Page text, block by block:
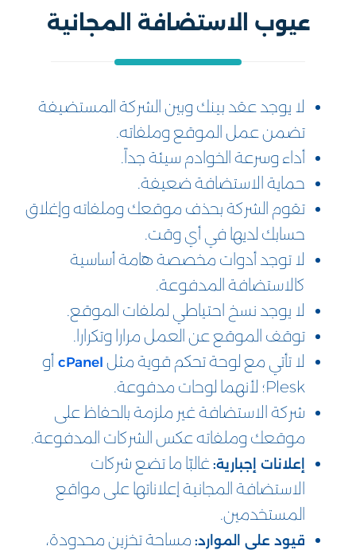
عيوب الاستضافة المجانية
لا يوجد عقد بينك وبين الشركة المستضيفة
تضمن عمل الموقع وملفاته.
أداء وسرعة الخوادم سيئة جداً.
حماية الاستضافة ضعيفة.
تقوم الشركة بحذف موقعك وملفاته وإغلاق
حسابك لديها في أي وقت.
لا توجد أدوات مخصصة هامة أساسية
كالاستضافة المدفوعة.
لا يوجد نسخ احتياطي لملفات الموقع.
توقف الموقع عن العمل مرارا وتكرارا.
لا تأتي مع لوحة تحكم قوية مثل cPanel أو
Plesk؛ لأنهما لوحات مدفوعة.
شركة الاستضافة غير ملزمة بالحفاظ على
موقعك وملفاته عكس الشركات المدفوعة.
إعلانات إجبارية: غالبًا ما تضع شركات
الاستضافة المجانية إعلاناتها على مواقع
المستخدمين.
قيود على الموارد: مساحة تخزين محدودة،